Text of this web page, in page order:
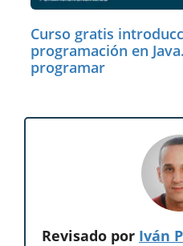
Curso gratis
programación en
programar
Revisado por Iván